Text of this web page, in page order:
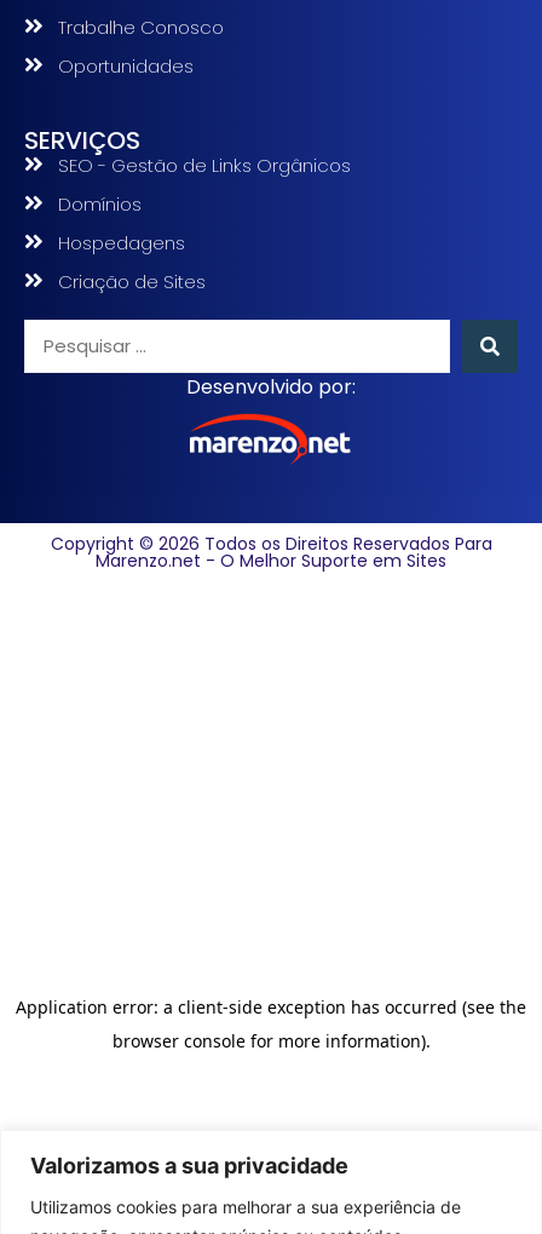
Valorizamos a sua privacidade
Utilizamos cookies para melhorar a sua experiência de
Trabalhe Conosco
Oportunidades
SERVIÇOS
SEO - Gestão de Links Orgânicos
Domínios
Hospedagens
Criação de Sites
Desenvolvido por:
Copyright © 2026 Todos os Direitos Reservados Para
Marenzo.net - O Melhor Suporte em Sites